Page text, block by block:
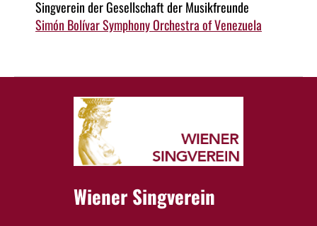
Singverein der Gesellschaft der Musikfreunde
Simón Bolívar Symphony Orchestra of Venezuela
Wiener Singverein